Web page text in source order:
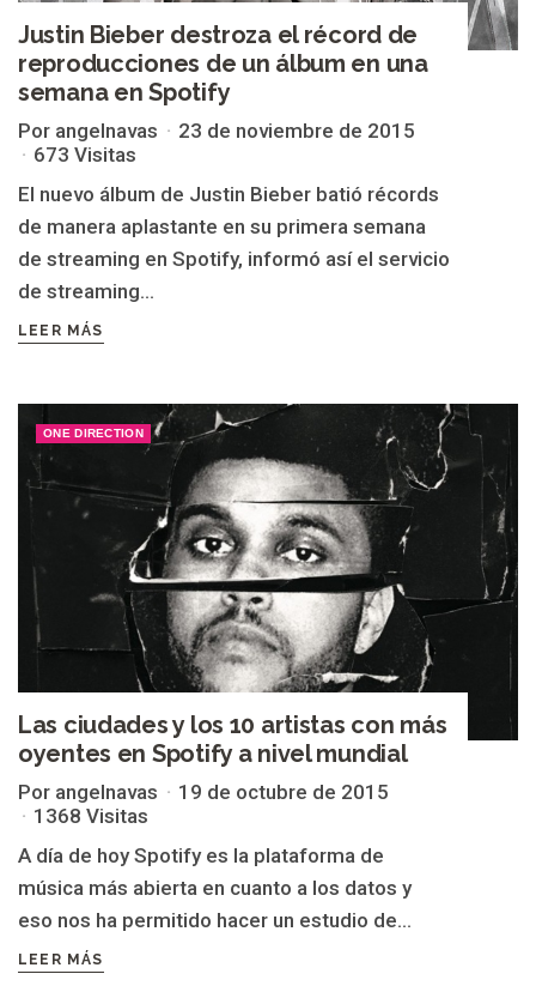
Justin Bieber destroza el récord de
reproducciones de un álbum en una
semana en Spotify
Por angelnavas
23 de noviembre de 2015
673 Visitas
El nuevo álbum de Justin Bieber batió récords
de manera aplastante en su primera semana
de streaming en Spotify, informó así el servicio
de streaming...
LEER MÁS
ONE DIRECTION
Las ciudades y los 10 artistas con más
oyentes en Spotify a nivel mundial
Por angelnavas
19 de octubre de 2015
1368 Visitas
A día de hoy Spotify es la plataforma de
música más abierta en cuanto a los datos y
eso nos ha permitido hacer un estudio de...
LEER MÁS